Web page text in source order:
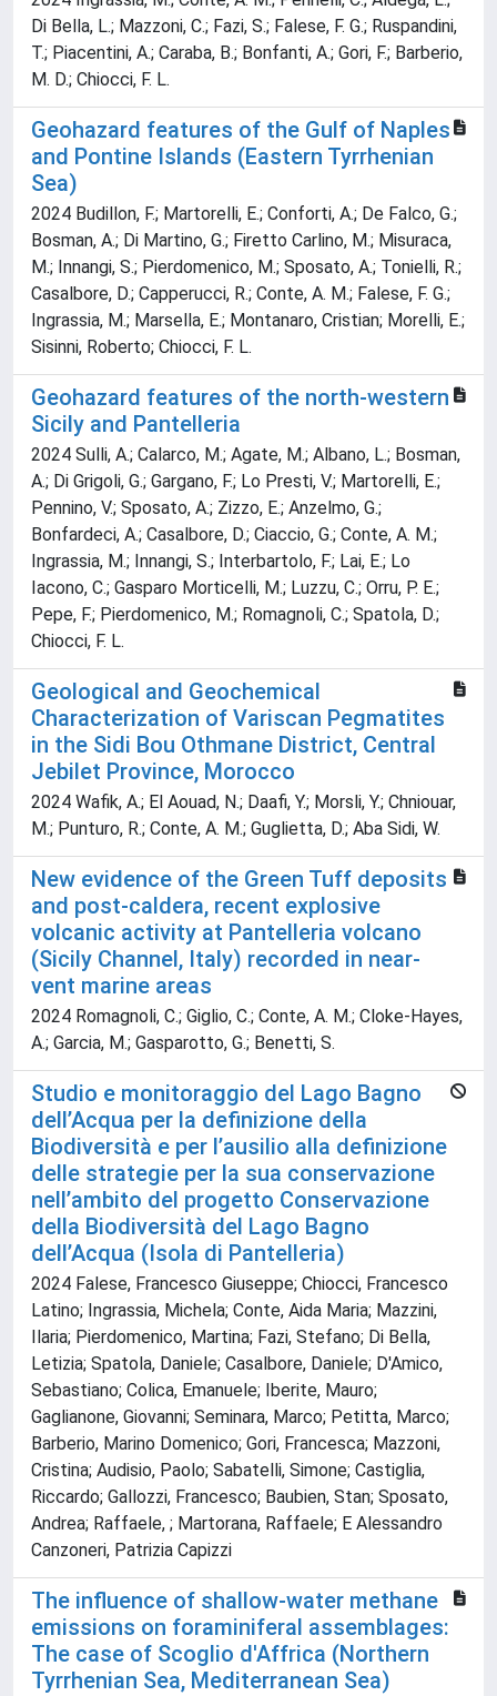
Di Bella, L.; Mazzoni, C.; Fazi, S.; Falese, F. G.; Ruspandini,
T.; Piacentini, A.; Caraba, B.; Bonfanti, A.; Gori, F.; Barberio,
M. D.; Chiocci, F. L.
Geohazard features of the Gulf of Naples
and Pontine Islands (Eastern Tyrrhenian
Sea)
2024 Budillon, F.; Martorelli, E.; Conforti, A.; De Falco, G.;
Bosman, A.; Di Martino, G.; Firetto Carlino, M.; Misuraca,
M.; Innangi, S.; Pierdomenico, M.; Sposato, A.; Tonielli, R.;
Casalbore, D.; Capperucci, R.; Conte, A. M.; Falese, F. G.;
Ingrassia, M.; Marsella, E.; Montanaro, Cristian; Morelli, E.;
Sisinni, Roberto; Chiocci, F. L.
Geohazard features of the north-western
Sicily and Pantelleria
2024 Sulli, A.; Calarco, M.; Agate, M.; Albano, L.; Bosman,
A.; Di Grigoli, G.; Gargano, F.; Lo Presti, V.; Martorelli, E.;
Pennino, V.; Sposato, A.; Zizzo, E.; Anzelmo, G.;
Bonfardeci, A.; Casalbore, D.; Ciaccio, G.; Conte, A. M.;
Ingrassia, M.; Innangi, S.; Interbartolo, F.; Lai, E.; Lo
Iacono, C.; Gasparo Morticelli, M.; Luzzu, C.; Orru, P. E.;
Pepe, F.; Pierdomenico, M.; Romagnoli, C.; Spatola, D.;
Chiocci, F. L.
Geological and Geochemical
Characterization of Variscan Pegmatites
in the Sidi Bou Othmane District, Central
Jebilet Province, Morocco
2024 Wafik, A.; El Aouad, N.; Daafi, Y.; Morsli, Y.; Chniouar,
M.; Punturo, R.; Conte, A. M.; Guglietta, D.; Aba Sidi, W.
New evidence of the Green Tuff deposits
and post-caldera, recent explosive
volcanic activity at Pantelleria volcano
(Sicily Channel, Italy) recorded in near-
vent marine areas
2024 Romagnoli, C.; Giglio, C.; Conte, A. M.; Cloke-Hayes,
A.; Garcia, M.; Gasparotto, G.; Benetti, S.
Studio e monitoraggio del Lago Bagno
dell’Acqua per la definizione della
Biodiversità e per l’ausilio alla definizione
delle strategie per la sua conservazione
nell’ambito del progetto Conservazione
della Biodiversità del Lago Bagno
dell’Acqua (Isola di Pantelleria)
2024 Falese, Francesco Giuseppe; Chiocci, Francesco
Latino; Ingrassia, Michela; Conte, Aida Maria; Mazzini,
Ilaria; Pierdomenico, Martina; Fazi, Stefano; Di Bella,
Letizia; Spatola, Daniele; Casalbore, Daniele; D'Amico,
Sebastiano; Colica, Emanuele; Iberite, Mauro;
Gaglianone, Giovanni; Seminara, Marco; Petitta, Marco;
Barberio, Marino Domenico; Gori, Francesca; Mazzoni,
Cristina; Audisio, Paolo; Sabatelli, Simone; Castiglia,
Riccardo; Gallozzi, Francesco; Baubien, Stan; Sposato,
Andrea; Raffaele, ; Martorana, Raffaele; E Alessandro
Canzoneri, Patrizia Capizzi
The influence of shallow-water methane
emissions on foraminiferal assemblages:
The case of Scoglio d'Affrica (Northern
Tyrrhenian Sea, Mediterranean Sea)